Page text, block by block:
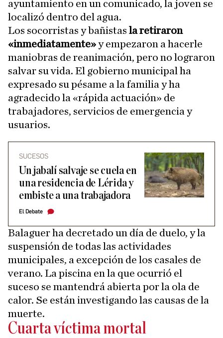
ayuntamiento en un comunicado, la joven se
localizó dentro del agua.
Los socorristas y bañistas la retiraron
«inmediatamente»y empezaron a hacerle
maniobras de reanimación, pero no lograron
salvar su vida. El gobierno municipal ha
expresado su pésame a la familia y ha
agradecido la «rápida actuación» de
trabajadores, servicios de emergencia y
usuarios.
SUCESOS
Un jabalí salvaje se cuela en
una residencia de Lérida y
embiste a una trabajadora
El Debate
Balaguer ha decretado un día de duelo, y la
suspensión de todas las actividades
municipales, a excepción de los casales de
verano. La piscina en la que ocurrió el
suceso se mantendrá abierta por la ola de
calor. Se están investigando las causas de la
muerte.
Cuarta víctima mortal